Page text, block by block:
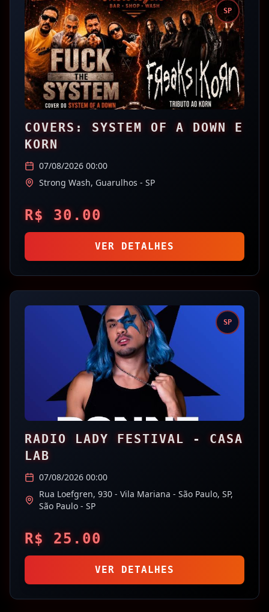
SP
COVERS: SYSTEM OF A DOWN E
KORN
07/08/2026 00:00
Strong Wash, Guarulhos - SP
R$ 30.00
VER DETALHES
SP
RADIO LADY FESTIVAL - CASA
LAB
07/08/2026 00:00
Rua Loefgren, 930 - Vila Mariana - São Paulo, SP,
São Paulo - SP
R$ 25.00
VER DETALHES